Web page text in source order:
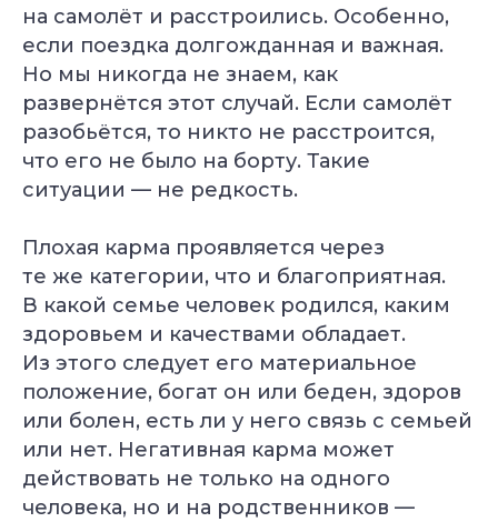
на самолёт и расстроились. Особенно,
если поездка долгожданная и важная.
Но мы никогда не знаем, как
развернётся этот случай. Если самолёт
разобьётся, то никто не расстроится,
что его не было на борту. Такие
ситуации — не редкость.
Плохая карма проявляется через
те же категории, что и благоприятная.
В какой семье человек родился, каким
здоровьем и качествами обладает.
Из этого следует его материальное
положение, богат он или беден, здоров
или болен, есть ли у него связь с семьей
или нет. Негативная карма может
действовать не только на одного
человека, но и на родственников —
УЗНАТЬ